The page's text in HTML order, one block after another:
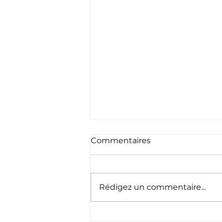
Commentaires
Rédigez un commentaire...